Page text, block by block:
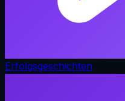
Erfolgsgeschichten